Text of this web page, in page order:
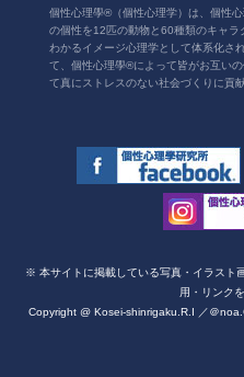
個性心理學®（個性心理学）は、個性
の個性を12匹の動物と60種類のキャ
わかるイメージ心理学として体系化さ
て、個性心理學®によって皆がお互い
て真にストレスのない社会づくりに貢
※ 本サイトに掲載している写真・イラスト
用・リンク
Copyright @ Kosei-shinrigaku.R.I ／＠